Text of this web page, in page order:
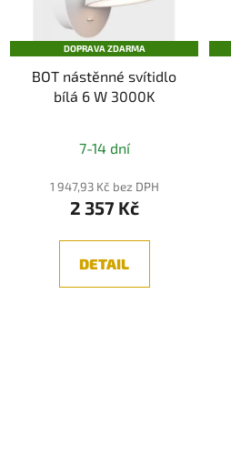
DOPRAVA ZDARMA
BOT nástěnné svítidlo
bílá 6 W 3000K
7-14 dní
1 947,93 Kč bez DPH
2 357 Kč
DETAIL